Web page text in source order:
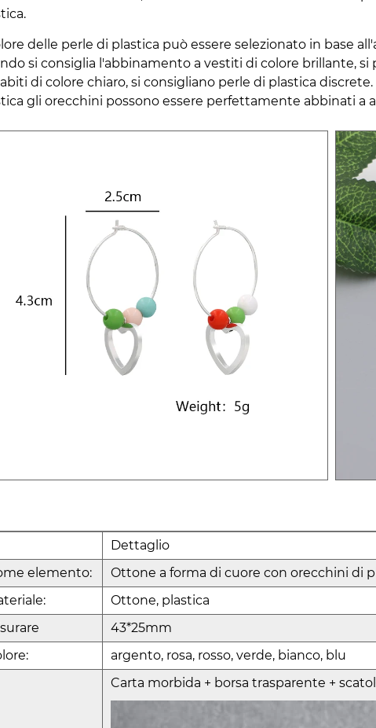
delle perle di plastica può essere selezionato in base
si consiglia l'abbinamento a vestiti di colore brillante,
di colore chiaro, si consigliano perle di plastica
gli orecchini possono essere perfettamente abbinati
Dettaglio
elemento:
Ottone a forma di cuore con orecchini di
Ottone, plastica
43*25mm
argento, rosa, rosso, verde, bianco, blu
Carta morbida + borsa trasparente +